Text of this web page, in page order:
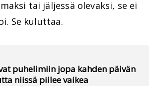
tai jäljessä olevaksi, se ei
Se kuluttaa.
puhelimiin jopa kahden päivän
niissä piilee vaikea